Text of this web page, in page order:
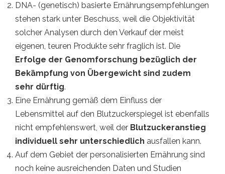
DNA- (genetisch) basierte Ernährungsempfehlungen
stehen stark unter Beschuss, weil die Objektivität
solcher Analysen durch den Verkauf der meist
eigenen, teuren Produkte sehr fraglich ist. Die
Erfolge der Genomforschung bezüglich der
Bekämpfung von Übergewicht sind zudem
sehr dürftig.
Eine Ernährung gemäß dem Einfluss der
Lebensmittel auf den Blutzuckerspiegel ist ebenfalls
nicht empfehlenswert, weil der Blutzuckeranstieg
individuell sehr unterschiedlich ausfallen kann.
Auf dem Gebiet der personalisierten Ernährung sind
noch keine ausreichenden Daten und Studien